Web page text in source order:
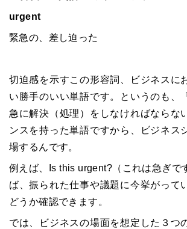
urgent
緊急の、差し迫った
切迫感を示すこの形容詞、ビジネスに
い勝手のいい単語です。というのも、
急に解決（処理）をしなければならな
ンスを持った単語ですから、ビジネス
場するんです。
例えば、Is this urgent?（これは急ぎで
ば、振られた仕事や議題に今挙がって
どうか確認できます。
では、ビジネスの場面を想定した３つ